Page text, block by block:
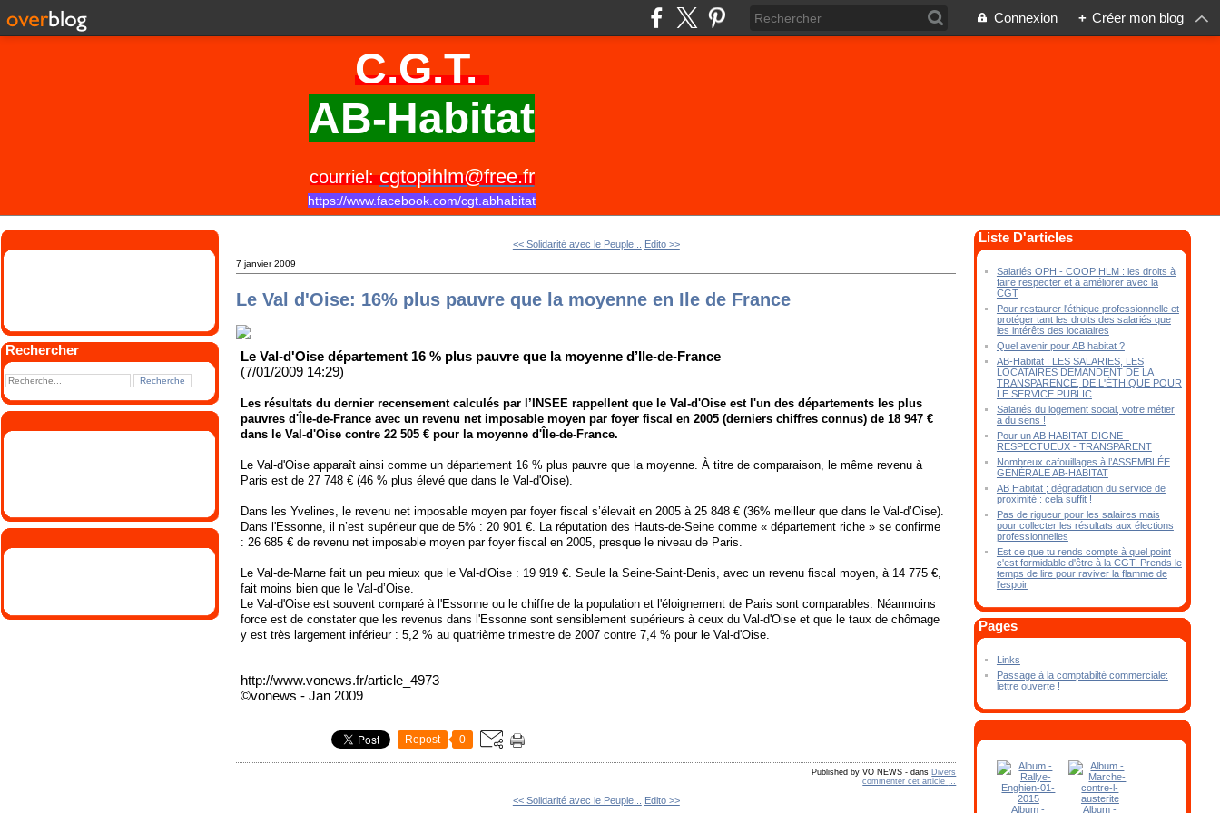
Connexion + Créer mon blog
C.G.T.
AB-Habitat
courriel:cgtopihlm@free.fr
https://www.facebook.com/cgt.abhabitat
Rechercher
<< Solidarité avec le Peuple... Edito >>
7 janvier 2009
Le Val d'Oise: 16% plus pauvre que la moyenne en Ile de France
Le Val-d'Oise département 16 % plus pauvre que la moyenne d’Ile-de-France
(7/01/2009 14:29)
Les résultats du dernier recensement calculés par l’INSEE rappellent que le Val-d'Oise est l'un des départements les plus
pauvres d'Île-de-France avec un revenu net imposable moyen par foyer fiscal en 2005 (derniers chiffres connus) de 18 947 €
dans le Val-d'Oise contre 22 505 € pour la moyenne d'Île-de-France.
Le Val-d'Oise apparaît ainsi comme un département 16 % plus pauvre que la moyenne. À titre de comparaison, le même revenu à
Paris est de 27 748 € (46 % plus élevé que dans le Val-d'Oise).
Dans les Yvelines, le revenu net imposable moyen par foyer fiscal s’élevait en 2005 à 25 848 € (36% meilleur que dans le Val-d’Oise).
Dans l'Essonne, il n’est supérieur que de 5% : 20 901 €. La réputation des Hauts-de-Seine comme « département riche » se confirme
: 26 685 € de revenu net imposable moyen par foyer fiscal en 2005, presque le niveau de Paris.
Le Val-de-Marne fait un peu mieux que le Val-d'Oise : 19 919 €. Seule la Seine-Saint-Denis, avec un revenu fiscal moyen, à 14 775 €,
fait moins bien que le Val-d’Oise.
Le Val-d'Oise est souvent comparé à l'Essonne ou le chiffre de la population et l'éloignement de Paris sont comparables. Néanmoins
force est de constater que les revenus dans l'Essonne sont sensiblement supérieurs à ceux du Val-d'Oise et que le taux de chômage
y est très largement inférieur : 5,2 % au quatrième trimestre de 2007 contre 7,4 % pour le Val-d'Oise.
http://www.vonews.fr/article_4973
©vonews - Jan 2009
Repost 0
Published by VO NEWS - dans Divers
commenter cet article …
<< Solidarité avec le Peuple... Edito >>
Liste D'articles
Salariés OPH - COOP HLM : les droits à
faire respecter et à améliorer avec la
CGT
Pour restaurer l'éthique professionnelle et
protéger tant les droits des salariés que
les intérêts des locataires
Quel avenir pour AB habitat ?
AB-Habitat : LES SALARIES, LES
LOCATAIRES DEMANDENT DE LA
TRANSPARENCE, DE L'ÉTHIQUE POUR
LE SERVICE PUBLIC
Salariés du logement social, votre métier
a du sens !
Pour un AB HABITAT DIGNE -
RESPECTUEUX - TRANSPARENT
Nombreux cafouillages à l’ASSEMBLÉE
GÉNÉRALE AB-HABITAT
AB Habitat ; dégradation du service de
proximité : cela suffit !
Pas de rigueur pour les salaires mais
pour collecter les résultats aux élections
professionnelles
Est ce que tu rends compte à quel point
c'est formidable d'être à la CGT. Prends le
temps de lire pour raviver la flamme de
l'espoir
Pages
Links
Passage à la comptabilté commerciale:
lettre ouverte !
Album -
Album -